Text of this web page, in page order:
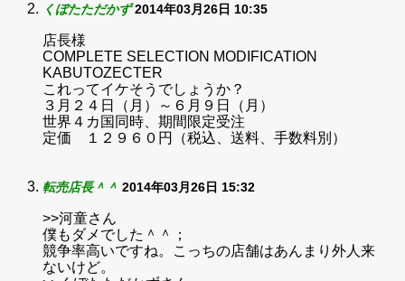
くぼたただかず 2014年03月26日 10:35
店長様
COMPLETE SELECTION MODIFICATION
KABUTOZECTER
これってイケそうでしょうか？
３月２４日（月）～６月９日（月）
世界４カ国同時、期間限定受注
定価 １２９６０円（税込、送料、手数料別）
転売店長＾＾ 2014年03月26日 15:32
>>河童さん
僕もダメでした＾＾；
競争率高いですね。こっちの店舗はあんまり外人来
ないけど。